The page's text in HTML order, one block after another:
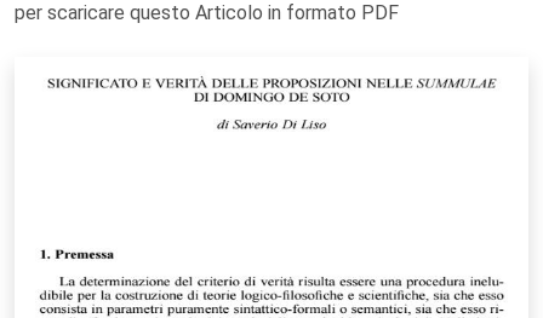
per scaricare questo Articolo in formato PDF